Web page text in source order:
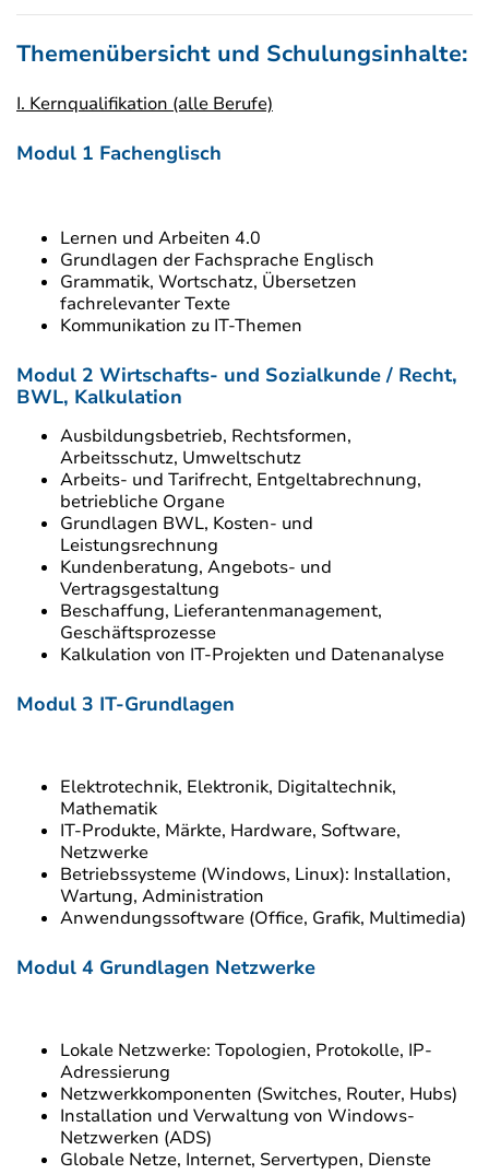
Themenübersicht und Schulungsinhalte:
I. Kernqualifikation (alle Berufe)
Modul 1 Fachenglisch
Lernen und Arbeiten 4.0
Grundlagen der Fachsprache Englisch
Grammatik, Wortschatz, Übersetzen
fachrelevanter Texte
Kommunikation zu IT-Themen
Modul 2 Wirtschafts- und Sozialkunde / Recht,
BWL, Kalkulation
Ausbildungsbetrieb, Rechtsformen,
Arbeitsschutz, Umweltschutz
Arbeits- und Tarifrecht, Entgeltabrechnung,
betriebliche Organe
Grundlagen BWL, Kosten- und
Leistungsrechnung
Kundenberatung, Angebots- und
Vertragsgestaltung
Beschaffung, Lieferantenmanagement,
Geschäftsprozesse
Kalkulation von IT-Projekten und Datenanalyse
Modul 3 IT-Grundlagen
Elektrotechnik, Elektronik, Digitaltechnik,
Mathematik
IT-Produkte, Märkte, Hardware, Software,
Netzwerke
Betriebssysteme (Windows, Linux): Installation,
Wartung, Administration
Anwendungssoftware (Office, Grafik, Multimedia)
Modul 4 Grundlagen Netzwerke
Lokale Netzwerke: Topologien, Protokolle, IP-
Adressierung
Netzwerkkomponenten (Switches, Router, Hubs)
Installation und Verwaltung von Windows-
Netzwerken (ADS)
Globale Netze, Internet, Servertypen, Dienste